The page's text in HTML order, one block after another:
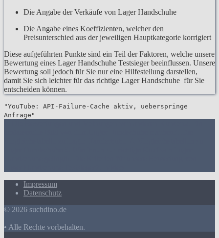
Die Angabe der Verkäufe von Lager Handschuhe
Die Angabe eines Koeffizienten, welcher den
Preisunterschied aus der jeweiligen Hauptkategorie korrigiert
Diese aufgeführten Punkte sind ein Teil der Faktoren, welche unsere
Bewertung eines Lager Handschuhe Testsieger beeinflussen. Unsere
Bewertung soll jedoch für Sie nur eine Hilfestellung darstellen,
damit Sie sich leichter für das richtige Lager Handschuhe für Sie
entscheiden können.
"YouTube: API-Failure-Cache aktiv, ueberspringe
Anfrage"
Impressum
Datenschutz
© 2026 suchdino.de
• Alle Rechte vorbehalten.